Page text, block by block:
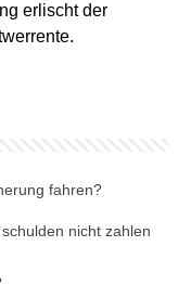
erlischt der
fahren?
nicht zahlen